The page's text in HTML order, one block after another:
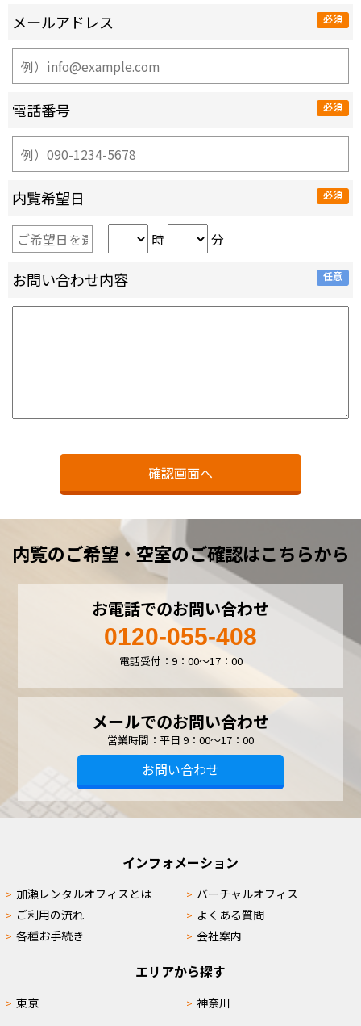
メールアドレス
電話番号
内覧希望日
時 分
お問い合わせ内容
内覧のご希望・空室のご確認はこちらから
お電話でのお問い合わせ
0120-055-408
電話受付：9：00～17：00
メールでのお問い合わせ
営業時間：平日 9：00～17：00
お問い合わせ
インフォメーション
加瀬レンタルオフィスとは
バーチャルオフィス
ご利用の流れ
よくある質問
各種お手続き
会社案内
エリアから探す
東京 神奈川